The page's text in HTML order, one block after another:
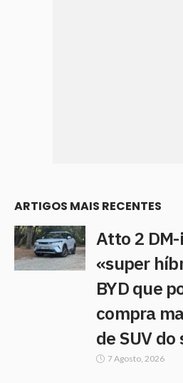
ARTIGOS MAIS RECENTES
Atto 2
«super
BYD que
compra
de SUV
7 Agosto, 2026